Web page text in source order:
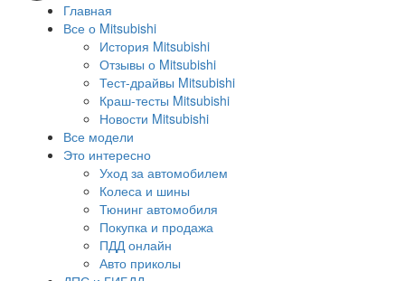
Главная
Все о Mitsubishi
История Mitsubishi
Отзывы о Mitsubishi
Тест-драйвы Mitsubishi
Краш-тесты Mitsubishi
Новости Mitsubishi
Все модели
Это интересно
Уход за автомобилем
Колеса и шины
Тюнинг автомобиля
Покупка и продажа
ПДД онлайн
Авто приколы